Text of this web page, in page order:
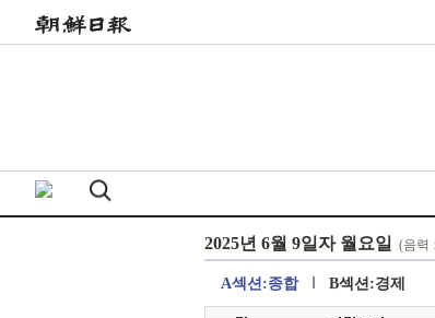
A섹션:종합 B섹션:경제